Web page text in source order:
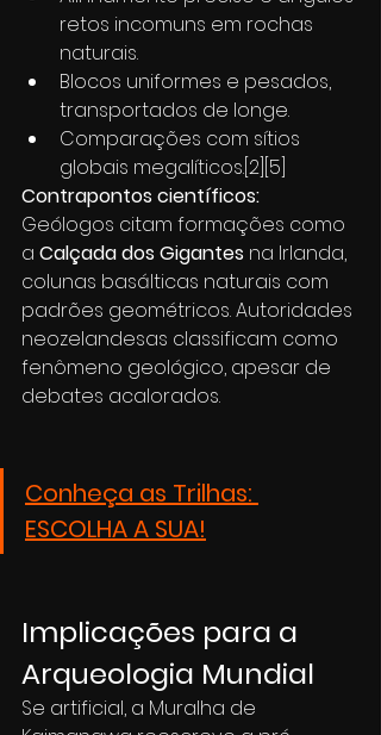
retos incomuns em rochas
naturais.
Blocos uniformes e pesados,
transportados de longe.
Comparações com sítios
globais megalíticos.[2][5]
Contrapontos científicos:
Geólogos citam formações como
a Calçada dos Gigantes na Irlanda,
colunas basálticas naturais com
padrões geométricos. Autoridades
neozelandesas classificam como
fenômeno geológico, apesar de
debates acalorados.
Conheça as Trilhas:
ESCOLHA A SUA!
Implicações para a
Arqueologia Mundial
Se artificial, a Muralha de